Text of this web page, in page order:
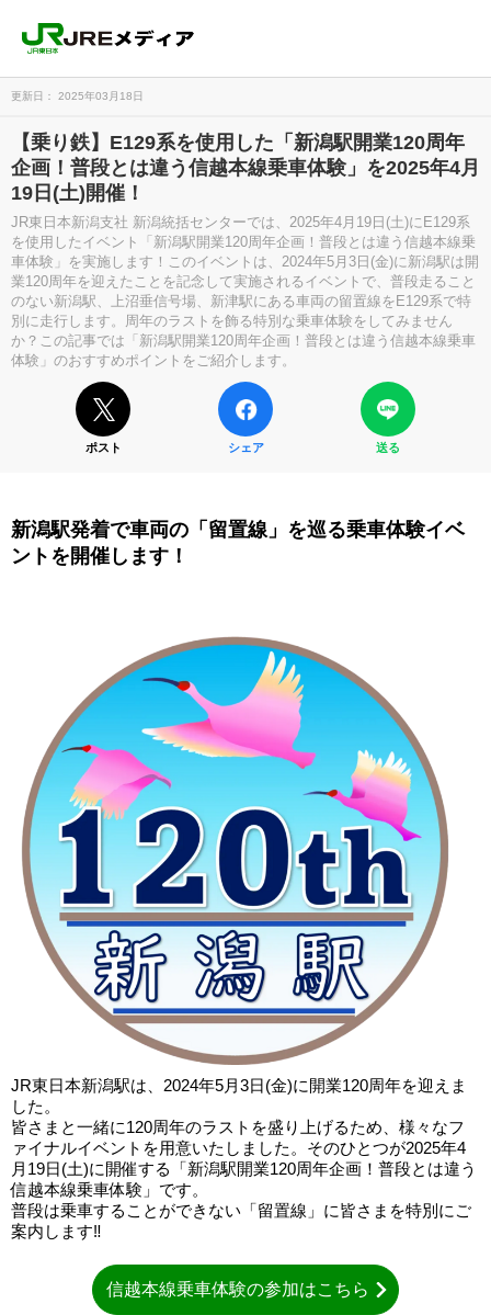
更新日： 2025年03月18日
【乗り鉄】E129系を使用した「新潟駅開業120周年
企画！普段とは違う信越本線乗車体験」を2025年4月
19日(土)開催！
JR東日本新潟支社 新潟統括センターでは、2025年4月19日(土)にE129系
を使用したイベント「新潟駅開業120周年企画！普段とは違う信越本線乗
車体験」を実施します！このイベントは、2024年5月3日(金)に新潟駅は開
業120周年を迎えたことを記念して実施されるイベントで、普段走ること
のない新潟駅、上沼垂信号場、新津駅にある車両の留置線をE129系で特
別に走行します。周年のラストを飾る特別な乗車体験をしてみません
か？この記事では「新潟駅開業120周年企画！普段とは違う信越本線乗車
体験」のおすすめポイントをご紹介します。
ポスト シェア 送る
新潟駅発着で車両の「留置線」を巡る乗車体験イベ
ントを開催します！
JR東日本新潟駅は、2024年5月3日(金)に開業120周年を迎えま
した。
皆さまと一緒に120周年のラストを盛り上げるため、様々なフ
ァイナルイベントを用意いたしました。そのひとつが2025年4
月19日(土)に開催する「新潟駅開業120周年企画！普段とは違う
信越本線乗車体験」です。
普段は乗車することができない「留置線」に皆さまを特別にご
案内します‼
信越本線乗車体験の参加はこちら